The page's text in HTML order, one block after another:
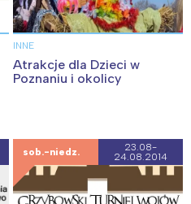
INNE
Atrakcje dla Dzieci w
Poznaniu i okolicy
sob.-niedz.
23.08-
24.08.2014